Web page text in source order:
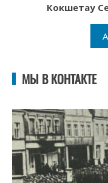
Кокшетау
МЫ В КОНТАКТЕ